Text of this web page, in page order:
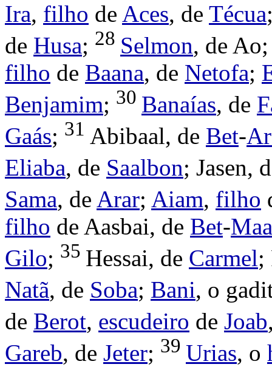
Ira, filho de Aces, de Técua
de Husa; 28 Selmon, de
filho de Baana, de Netofa;
Benjamim; 30 Banaías, de
Gaás; 31 Abibaal, de Bet-
Eliaba, de Saalbon; Jasen,
Sama, de Arar; Aiam, filho
filho de Aasbai, de Bet-
Gilo; 35 Hessai, de Carmel;
Natã, de Soba; Bani, o
de Berot, escudeiro de Joab
Gareb, de Jeter; 39 Urias, o